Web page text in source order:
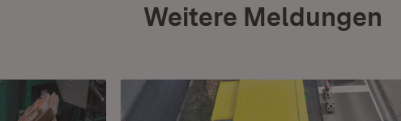
Weitere Meldungen